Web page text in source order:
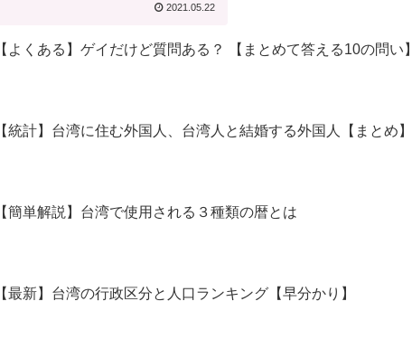
2021.05.22
【よくある】ゲイだけど質問ある？ 【まとめて答える10の問い】
【統計】台湾に住む外国人、台湾人と結婚する外国人【まとめ】
【簡単解説】台湾で使用される３種類の暦とは
【最新】台湾の行政区分と人口ランキング【早分かり】